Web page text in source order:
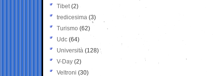
Tibet(2)
tredicesima (3)
Turismo (62)
Udc (64)
Università (128)
V-Day (2)
Veltroni (30)